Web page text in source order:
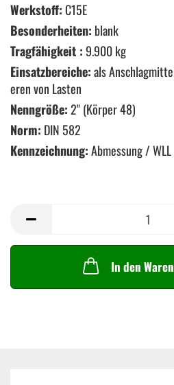
Werkstoff:C15E
Besonderheiten: blank
Tragfähigkeit :9.900 kg
Einsatzbereiche:als
eren von Lasten
Nenngröße:2" (Körper 48)
Norm: DIN 582
Kennzeichnung:Abmessung /
In den